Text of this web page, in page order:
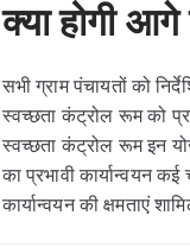
क्या होगी
सभी ग्राम पंचायतों को
स्वच्छता कंट्रोल रूम को
स्वच्छता कंट्रोल रूम इन
का प्रभावी कार्यान्वयन
कार्यान्वयन की क्षमताएं